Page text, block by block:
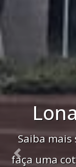
Saiba
faça uma
Previous